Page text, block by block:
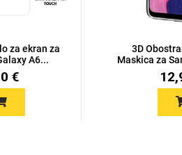
za ekran za
A6...
€
3D
Maskica za